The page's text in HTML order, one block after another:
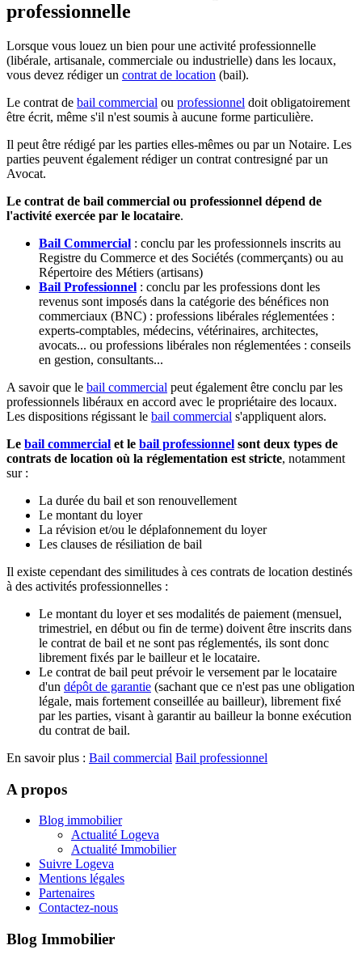
professionnelle
Lorsque vous louez un bien pour une activité professionnelle
(libérale, artisanale, commerciale ou industrielle) dans les locaux,
vous devez rédiger un contrat de location (bail).
Le contrat de bail commercial ou professionnel doit obligatoirement
être écrit, même s'il n'est soumis à aucune forme particulière.
Il peut être rédigé par les parties elles-mêmes ou par un Notaire. Les
parties peuvent également rédiger un contrat contresigné par un
Avocat.
Le contrat de bail commercial ou professionnel dépend de
l'activité exercée par le locataire.
Bail Commercial : conclu par les professionnels inscrits au
Registre du Commerce et des Sociétés (commerçants) ou au
Répertoire des Métiers (artisans)
Bail Professionnel : conclu par les professions dont les
revenus sont imposés dans la catégorie des bénéfices non
commerciaux (BNC) : professions libérales réglementées :
experts-comptables, médecins, vétérinaires, architectes,
avocats... ou professions libérales non réglementées : conseils
en gestion, consultants...
A savoir que le bail commercial peut également être conclu par les
professionnels libéraux en accord avec le propriétaire des locaux.
Les dispositions régissant le bail commercial s'appliquent alors.
Le bail commercial et le bail professionnel sont deux types de
contrats de location où la réglementation est stricte, notamment
sur :
La durée du bail et son renouvellement
Le montant du loyer
La révision et/ou le déplafonnement du loyer
Les clauses de résiliation de bail
Il existe cependant des similitudes à ces contrats de location destinés
à des activités professionnelles :
Le montant du loyer et ses modalités de paiement (mensuel,
trimestriel, en début ou fin de terme) doivent être inscrits dans
le contrat de bail et ne sont pas réglementés, ils sont donc
librement fixés par le bailleur et le locataire.
Le contrat de bail peut prévoir le versement par le locataire
d'un dépôt de garantie (sachant que ce n'est pas une obligation
légale, mais fortement conseillée au bailleur), librement fixé
par les parties, visant à garantir au bailleur la bonne exécution
du contrat de bail.
En savoir plus : Bail commercial Bail professionnel
A propos
Blog immobilier
Actualité Logeva
Actualité Immobilier
Suivre Logeva
Mentions légales
Partenaires
Contactez-nous
Blog Immobilier